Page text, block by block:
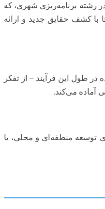
رشته برنامه‌ریزی شهری، که
با کشف حقایق جدید و ارائه
طول این فرآیند – از تفکر
آماده می‌کند.
توسعه منطقه‌ای و محلی، یا